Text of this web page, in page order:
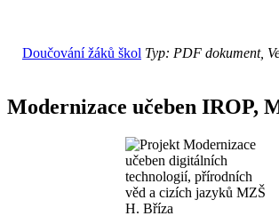
Doučování žáků škol Typ: PDF dokument,
Modernizace učeben IROP,